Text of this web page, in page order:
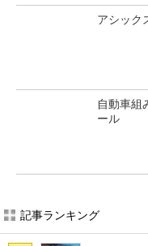
アシック
自動車組
ール
記事ランキング